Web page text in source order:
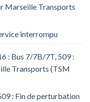
Marseille Transports
interrompu
: Bus 7/7B/7T, 509 :
Transports (TSM
: Fin de perturbation